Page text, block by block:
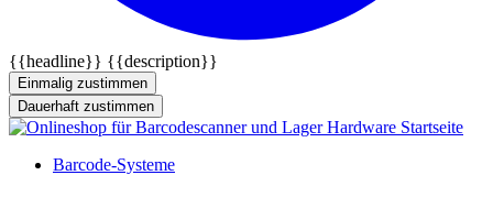
{{headline}} {{description}}
Einmalig zustimmen
Dauerhaft zustimmen
Barcode-Systeme